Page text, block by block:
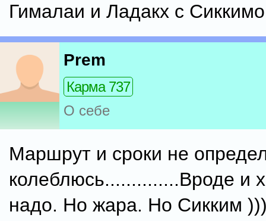
Гималаи и Ладакх с
Prem
Карма 737
О себе
Маршрут и сроки не
колеблюсь..............Вроде и
надо. Но жара. Но Сикким